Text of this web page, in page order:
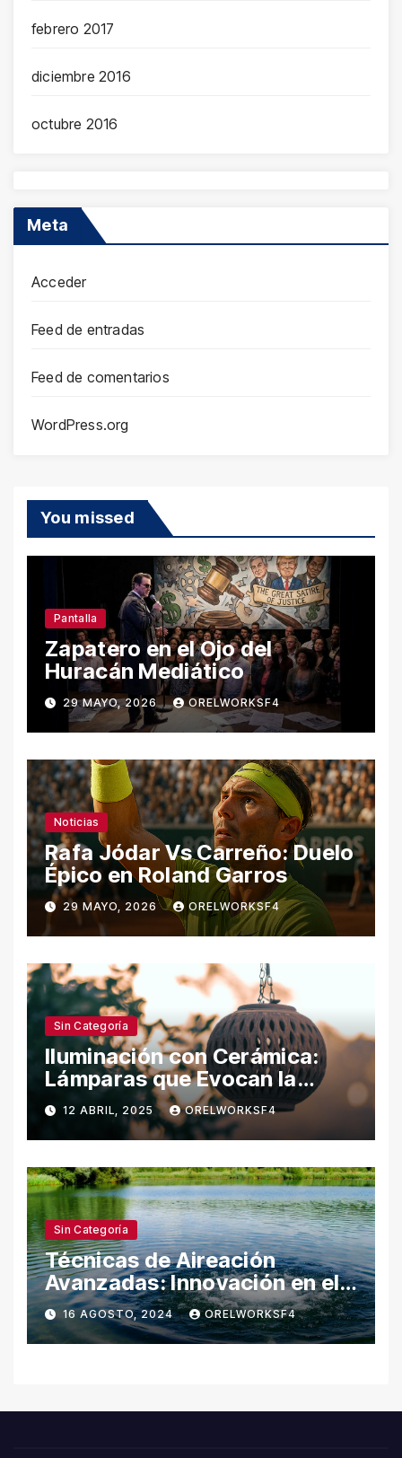
febrero 2017
diciembre 2016
octubre 2016
Meta
Acceder
Feed de entradas
Feed de comentarios
WordPress.org
You missed
Pantalla
Zapatero en el Ojo del
Huracán Mediático
29 MAYO, 2026 ORELWORKSF4
Noticias
Rafa Jódar Vs Carreño: Duelo
Épico en Roland Garros
29 MAYO, 2026 ORELWORKSF4
Sin Categoría
Iluminación con Cerámica:
Lámparas que Evocan la
Naturaleza
12 ABRIL, 2025 ORELWORKSF4
Sin Categoría
Técnicas de Aireación
Avanzadas: Innovación en el
Cuidado del Agua
16 AGOSTO, 2024 ORELWORKSF4